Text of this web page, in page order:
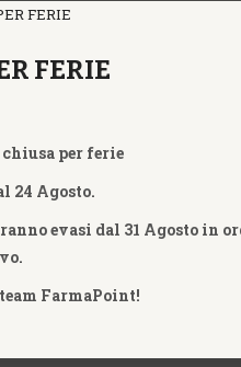
il tuo ufficio? Il corriere
valuta anche questa
disponibili in pronta consegna
FERIE
per ferie
24 Agosto.
evasi dal 31 Agosto in
FarmaPoint!